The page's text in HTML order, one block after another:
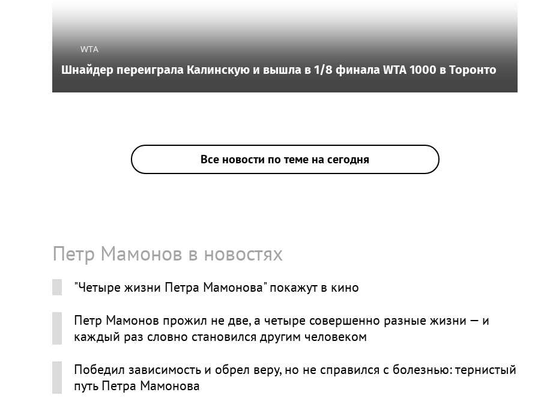
WTA
Шнайдер переиграла Калинскую и вышла в 1/8 финала WTA 1000 в Торонто
Все новости по теме на сегодня
Петр Мамонов в новостях
"Четыре жизни Петра Мамонова" покажут в кино
Петр Мамонов прожил не две, а четыре совершенно разные жизни — и
каждый раз словно становился другим человеком
Победил зависимость и обрел веру, но не справился с болезнью: тернистый
путь Петра Мамонова